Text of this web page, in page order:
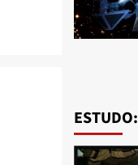
ESTUDO: